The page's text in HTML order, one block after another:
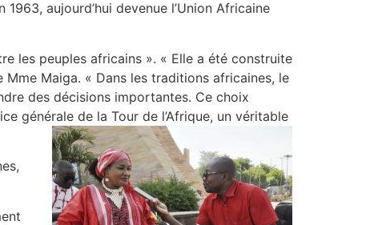
aujourd’hui devenue l’Union Africaine
les peuples africains ». « Elle a été construite
Maiga. « Dans les traditions africaines, le
des décisions importantes. Ce choix
générale de la Tour de l’Afrique, un véritable